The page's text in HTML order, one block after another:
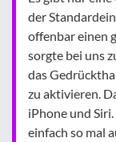
der
offenbar einen
sorgte bei uns
das
zu aktivieren.
iPhone und
einfach so mal